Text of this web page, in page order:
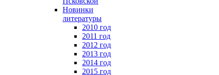
Новинки
литературы
2010 год
2011 год
2012 год
2013 год
2014 год
2015 год